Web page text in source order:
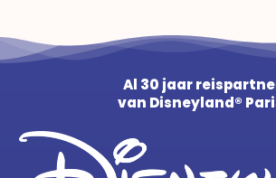
Al 30 jaar
van Disneyland®